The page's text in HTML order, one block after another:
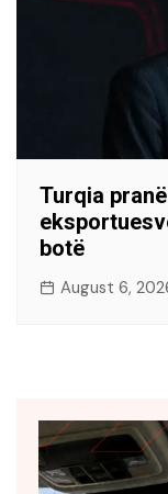
Turqia
botë
August 6,